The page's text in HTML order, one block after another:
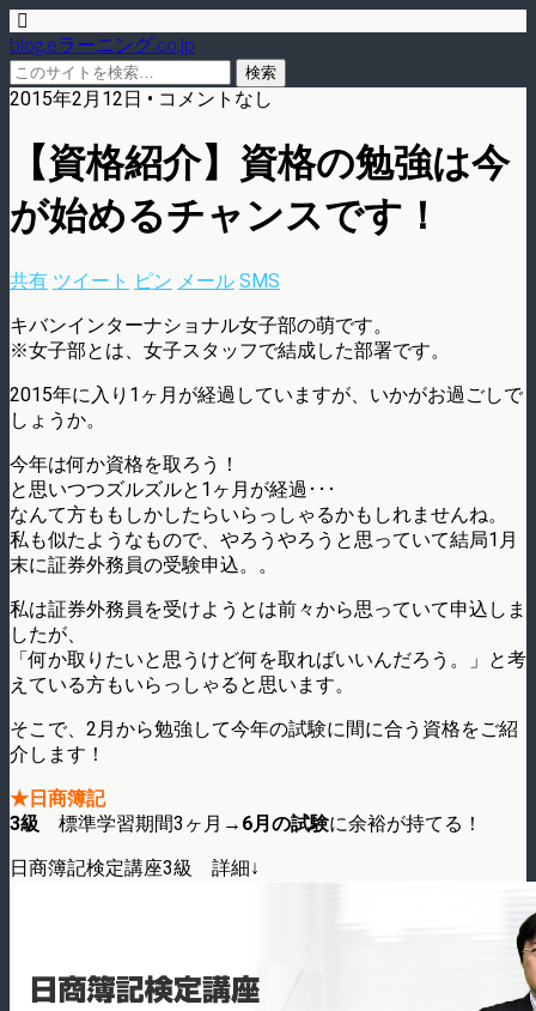
blog.eラーニング.co.jp
2015年2月12日 • コメントなし
【資格紹介】資格の勉強は今
が始めるチャンスです！
共有 ツイート ピン メール SMS
キバンインターナショナル女子部の萌です。
※女子部とは、女子スタッフで結成した部署です。
2015年に入り1ヶ月が経過していますが、いかがお過ごしで
しょうか。
今年は何か資格を取ろう！
と思いつつズルズルと1ヶ月が経過･･･
なんて方ももしかしたらいらっしゃるかもしれませんね。
私も似たようなもので、やろうやろうと思っていて結局1月
末に証券外務員の受験申込。。
私は証券外務員を受けようとは前々から思っていて申込しま
したが、
「何か取りたいと思うけど何を取ればいいんだろう。」と考
えている方もいらっしゃると思います。
そこで、2月から勉強して今年の試験に間に合う資格をご紹
介します！
★日商簿記
3級 標準学習期間3ヶ月→ 6月の試験に余裕が持てる！
日商簿記検定講座3級 詳細↓